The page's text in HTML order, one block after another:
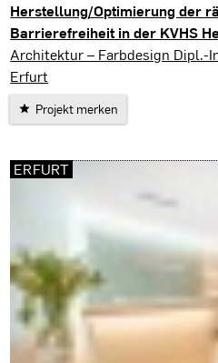
Herstellung/Optimierung der
Barrierefreiheit in der KVHS
Hermsdorf
Architektur – Farbdesign Dipl.-
Erfurt
Projekt merken
ERFURT